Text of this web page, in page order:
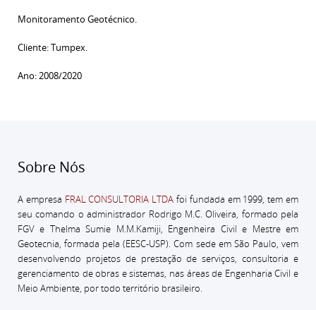
Monitoramento Geotécnico.
Cliente: Tumpex.
Ano: 2008/2020
Sobre Nós
A empresa FRAL CONSULTORIA LTDA foi fundada em 1999, tem em
seu comando o administrador Rodrigo M.C. Oliveira, formado pela
FGV e Thelma Sumie M.M.Kamiji, Engenheira Civil e Mestre em
Geotecnia, formada pela (EESC-USP).Com sede em São Paulo, vem
desenvolvendo projetos de prestação de serviços, consultoria e
gerenciamento de obras e sistemas, nas áreas de Engenharia Civil e
Meio Ambiente, por todo território brasileiro.